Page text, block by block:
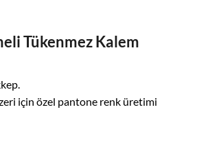
Tükenmez Kalem
için özel pantone renk üretimi